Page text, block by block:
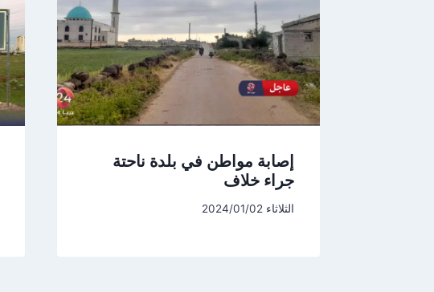
إصابة مواطن في بلدة ناحتة
جراء خلاف
الثلاثاء 2024/01/02